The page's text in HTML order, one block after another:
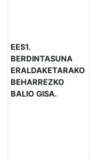
EES1.
BERDINTASUNA
ERALDAKETARAKO
BEHARREZKO
BALIO GISA.